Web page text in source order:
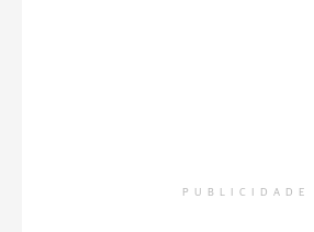
PUBLICIDADE